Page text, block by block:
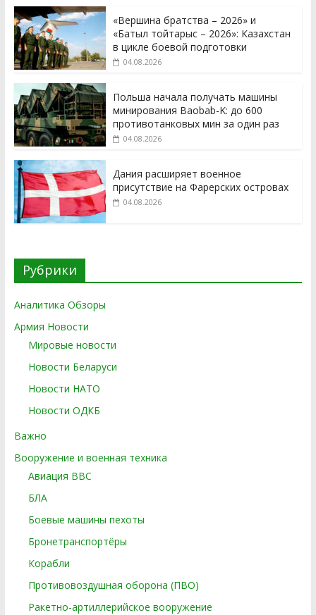
«Вершина братства – 2026» и
«Батыл тойтарыс – 2026»: Казахстан
в цикле боевой подготовки
04.08.2026
Польша начала получать машины
минирования Baobab-K: до 600
противотанковых мин за один раз
04.08.2026
Дания расширяет военное
присутствие на Фарерских островах
04.08.2026
Рубрики
Аналитика Обзоры
Армия Новости
Мировые новости
Новости Беларуси
Новости НАТО
Новости ОДКБ
Важно
Вооружение и военная техника
Авиация ВВС
БЛА
Боевые машины пехоты
Бронетранспортёры
Корабли
Противовоздушная оборона (ПВО)
Ракетно-артиллерийское вооружение